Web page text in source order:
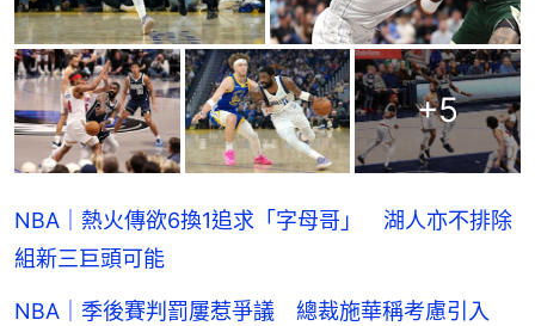
+5
NBA｜熱火傳欲6換1追求「字母哥」 湖人亦不排除
組新三巨頭可能
NBA｜季後賽判罰屢惹爭議 總裁施華稱考慮引入